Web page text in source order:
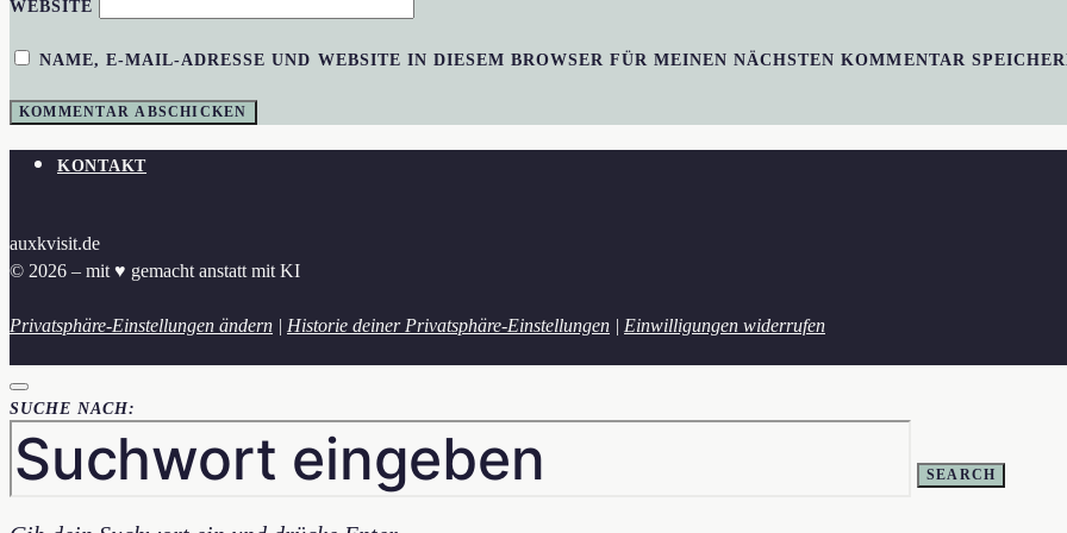
WEBSITE
NAME, E-MAIL-ADRESSE UND WEBSITE IN DIESEM BROWSER FÜR MEINEN NÄCHSTEN KOMMENTAR
KONTAKT
auxkvisit.de
© 2026 – mit ♥︎ gemacht anstatt mit KI
Privatsphäre-Einstellungen ändern | Historie deiner Privatsphäre-Einstellungen | Einwilligungen widerrufen
SUCHE NACH:
SEARCH